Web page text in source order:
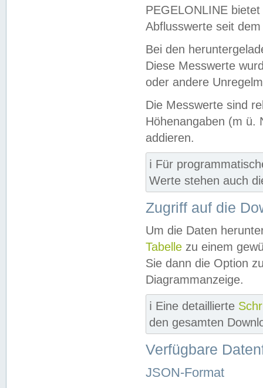
PEGELONLINE
Abflusswerte seit
Bei den
Diese Messwerte
oder andere
Die Messwerte sind
Höhenangaben (m ü.
addieren.
ℹ️ Für
Werte stehen auch
Zugriff auf die
Um die Daten
Tabelle zu einem
Sie dann die Option
Diagrammanzeige.
ℹ️ Eine detaillierte
den gesamten
Verfügbare
JSON-Format